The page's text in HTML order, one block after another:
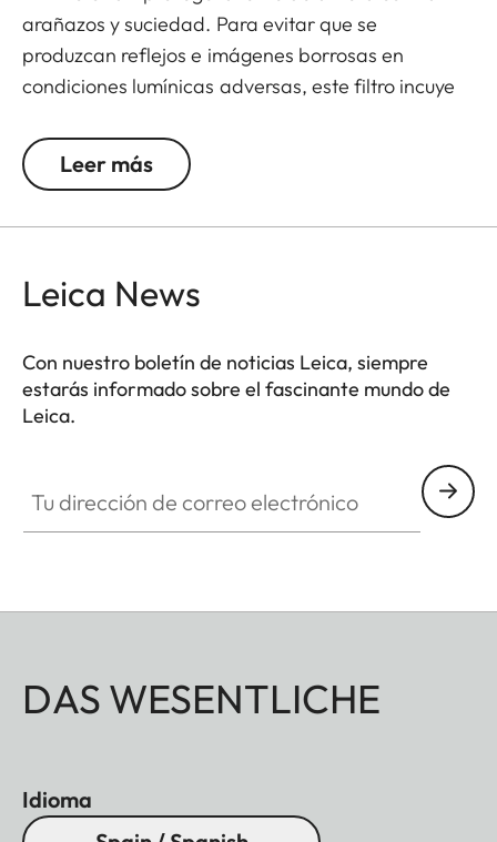
arañazos y suciedad. Para evitar que se
produzcan reflejos e imágenes borrosas en
condiciones lumínicas adversas, este filtro incuye
unos parámetros ópticos bastante mejorados.
Gracias a una rosca adicional, el filtro UVa II se
Leer más
Leica News
Con nuestro boletín de noticias Leica, siempre
estarás informado sobre el fascinante mundo de
Leica.
DAS WESENTLICHE
Idioma